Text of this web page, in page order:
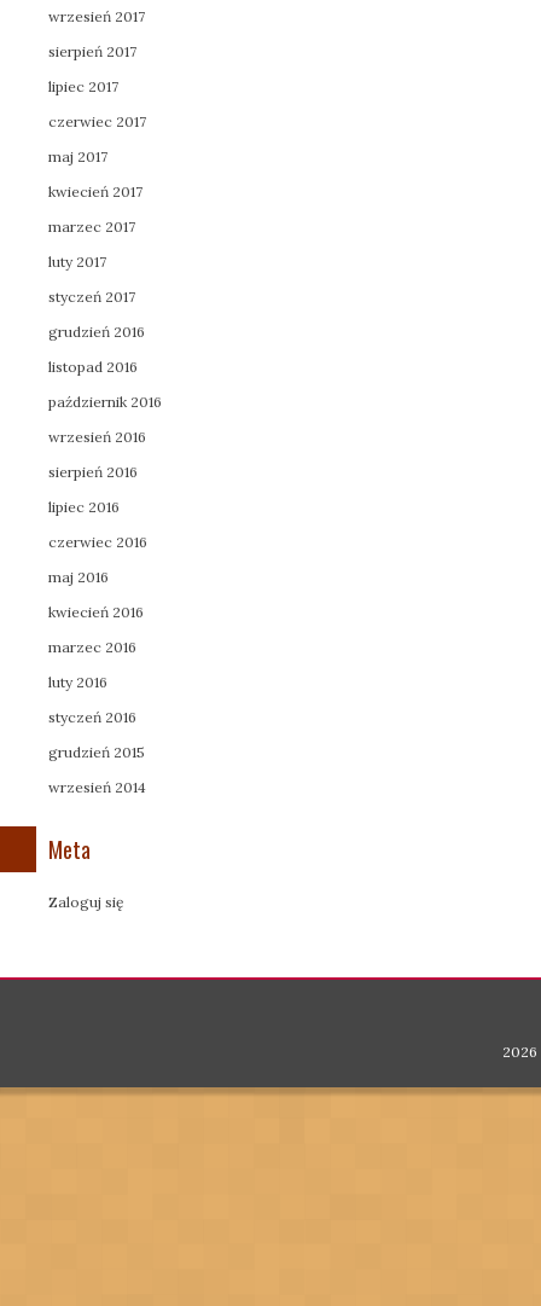
wrzesień 2017
sierpień 2017
lipiec 2017
czerwiec 2017
maj 2017
kwiecień 2017
marzec 2017
luty 2017
styczeń 2017
grudzień 2016
listopad 2016
październik 2016
wrzesień 2016
sierpień 2016
lipiec 2016
czerwiec 2016
maj 2016
kwiecień 2016
marzec 2016
luty 2016
styczeń 2016
grudzień 2015
wrzesień 2014
Meta
Zaloguj się
2026